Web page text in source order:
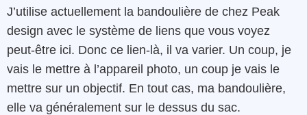
J’utilise actuellement la bandoulière de chez Peak
design avec le système de liens que vous voyez
peut-être ici. Donc ce lien-là, il va varier. Un coup, je
vais le mettre à l’appareil photo, un coup je vais le
mettre sur un objectif. En tout cas, ma bandoulière,
elle va généralement sur le dessus du sac.